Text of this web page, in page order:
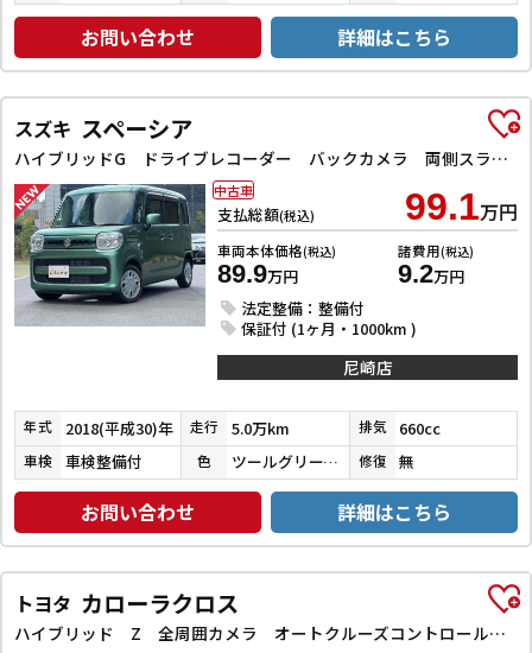
お問い合わせ 詳細はこちら
スズキ スペーシア
ハイブリッドG ドライブレコーダー バックカメラ 両側スライドドア ナビ TV スマートキー アイドリングストップ 電動格納ミラー ベンチシート CVT ESC CD DVD再生 Bluetooth エアコン
支払総額(税込) 99.1万円
車両本体価格(税込)
89.9万円
諸費用(税込)
9.2万円
法定整備：整備付
保証付 (1ヶ月・1000km )
中古車
尼崎店
年式 2018(平成30)年 走行 5.0万km 排気 660cc
車検 車検整備付 色 ツールグリーンパールメタリック 修復 無
お問い合わせ 詳細はこちら
トヨタ カローラクロス
ハイブリッド Z 全周囲カメラ オートクルーズコントロール レーンアシスト パワーシート 衝突被害軽減システム ナビ TV オートライト LEDヘッドランプ ヘッドライトウォッシャー 電動リアゲート アルミホイール